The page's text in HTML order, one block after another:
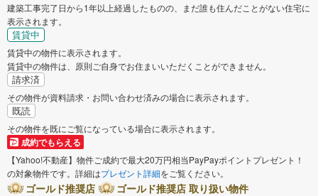
建築工事完了日から1年以上経過したものの、まだ誰も住んだことがない住宅に
表示されます。
賃貸中
賃貸中の物件に表示されます。
賃貸中の物件は、原則ご自身でお住まいいただくことができません。
請求済
その物件が資料請求・お問い合わせ済みの場合に表示されます。
既読
その物件を既にご覧になっている場合に表示されます。
成約でもらえる
【Yahoo!不動産】物件ご成約で最大20万円相当PayPayポイントプレゼント！
の対象物件です。詳細はプレゼント詳細をご覧ください。
ゴールド推奨店
ゴールド推奨店 取り扱い物件